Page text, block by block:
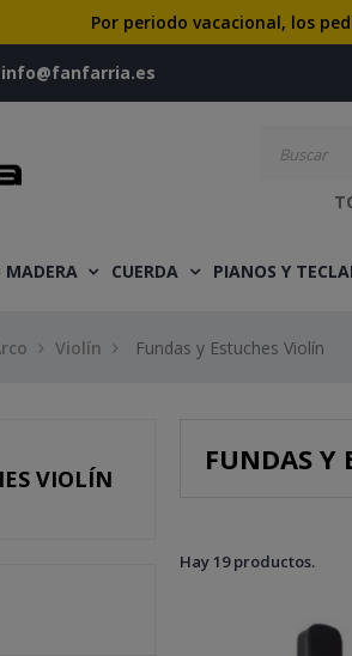
Por periodo vacacional, los
info@fanfarria.es
MADERA CUERDA PIANOS Y
Violín Fundas y Estuches Violín
VIOLÍN
FUNDAS Y
Hay 19 productos.